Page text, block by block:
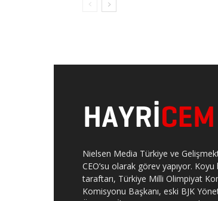
Nielsen Media Türkiye ve
CEO’su olarak görev yapıyor.
taraftarı, Türkiye Milli Olimpiyat
Komisyonu Başkanı, eski BJK